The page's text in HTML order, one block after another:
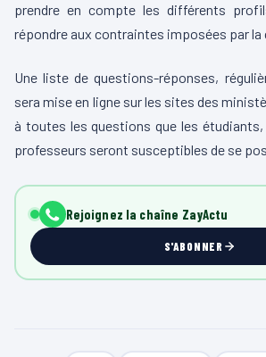
prendre en compte les différents
répondre aux contraintes imposées par
Une liste de questions-réponses,
sera mise en ligne sur les sites des
à toutes les questions que les
professeurs seront susceptibles de se
Rejoignez la chaîne ZayActu
S'ABONNER